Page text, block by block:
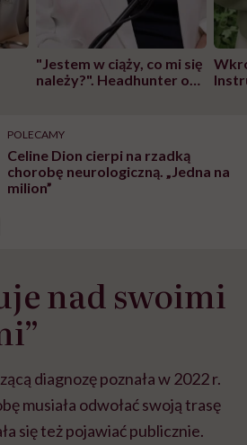
"Jestem w ciąży, co mi się
należy?". Headhunter o
pracy
POLECAMY
Celine Dion cierpi na rzadką
chorobę neurologiczną. „Jedna na
milion”
nad swoimi
diagnozę poznała w 2022 r.
musiała odwołać swoją trasę
się też pojawiać publicznie.